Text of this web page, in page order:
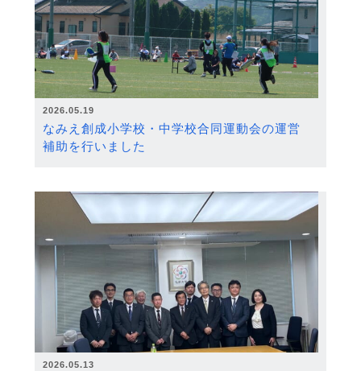
2026.05.19
なみえ創成小学校・中学校合同運動会の運営
補助を行いました
2026.05.13